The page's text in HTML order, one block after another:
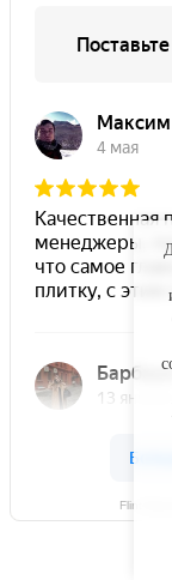
Flint